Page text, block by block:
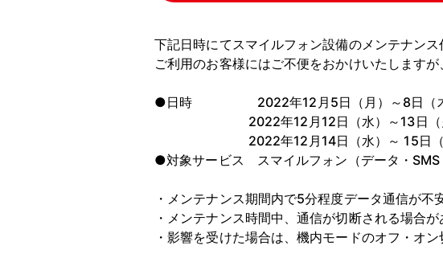
下記日時にてスマイルフォン設備のメンテナンス
ご利用のお客様にはご不便をおかけいたします
●日時 2022年12月5日（月）～8日（木
2022年12月12日（水）～13日（火）
2022年12月14日（水）～ 15日（木
●対象サービス スマイルフォン（データ・SMS
・メンテナンス期間内で5分程度データ通信が不
・メンテナンス時間中、通信が切断される場合が
・影響を受けた場合は、機内モードのオフ・オ